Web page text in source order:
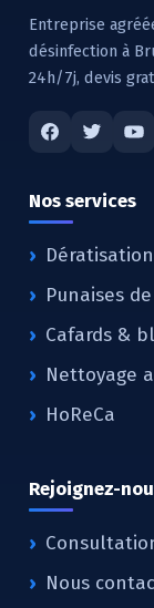
Entreprise
désinfection à
24h/7j, devis
Nos services
Dératisation
Punaises
Cafards &
Nettoyage
HoReCa
Rejoignez-
Nous